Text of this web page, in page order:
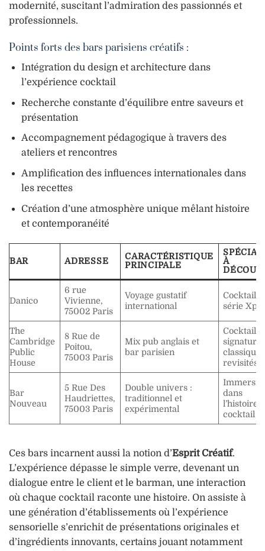
modernité, suscitant l’admiration des passionnés et
professionnels.
Points forts des bars parisiens créatifs :
Intégration du design et architecture dans
l’expérience cocktail
Recherche constante d’équilibre entre saveurs et
présentation
Accompagnement pédagogique à travers des
ateliers et rencontres
Amplification des influences internationales dans
les recettes
Création d’une atmosphère unique mêlant histoire
et contemporanéité
BAR ADRESSE
CARACTÉRISTIQUE
PRINCIPALE
À
Danico
6 rue
Vivienne,
75002 Paris
Voyage gustatif
international
Cocktails
série
The
Cambridge
Public
House
8 Rue de
Poitou,
75003 Paris
Mix pub anglais et
bar parisien
Cocktails
classiques
revisités
Bar
Nouveau
5 Rue Des
Haudriettes,
75003 Paris
Double univers :
traditionnel et
expérimental
dans
l’histoire
cocktail
Ces bars incarnent aussi la notion d’Esprit Créatif.
L’expérience dépasse le simple verre, devenant un
dialogue entre le client et le barman, une interaction
où chaque cocktail raconte une histoire. On assiste à
une génération d’établissements où l’expérience
sensorielle s’enrichit de présentations originales et
d’ingrédients innovants, certains jouant notamment